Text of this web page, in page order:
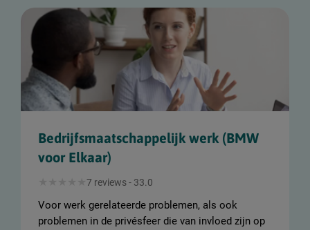
Bedrijfsmaatschappelijk werk (BMW
voor Elkaar)
7 reviews - 33.0
Voor werk gerelateerde problemen, als ook
problemen in de privésfeer die van invloed zijn op